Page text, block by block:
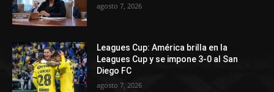
agosto 7, 2026
Leagues Cup: América brilla en la
Leagues Cup y se impone 3-0 al San
Diego FC
agosto 7, 2026